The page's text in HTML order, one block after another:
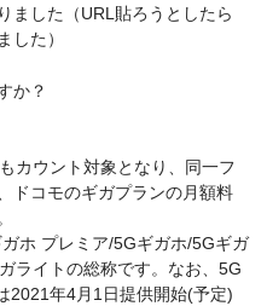
ました（URL貼ろうとしたら
した）
か？
カウント対象となり、同一フ
ドコモのギガプランの月額料
ホ プレミア/5Gギガホ/5Gギガ
ライトの総称です。なお、5G
2021年4月1日提供開始(予定)